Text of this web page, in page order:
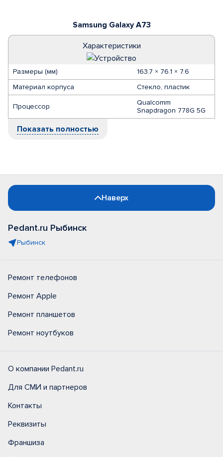
Samsung Galaxy A73
Характеристики
Размеры (мм)
163.7 × 76.1 × 7.6
Материал корпуса
Стекло, пластик
Процессор
Qualcomm
Snapdragon 778G 5G
Показать полностью
Наверх
Pedant.ru Рыбинск
Рыбинск
Ремонт телефонов
Ремонт Apple
Ремонт планшетов
Ремонт ноутбуков
О компании Pedant.ru
Для СМИ и партнеров
Контакты
Реквизиты
Франшиза